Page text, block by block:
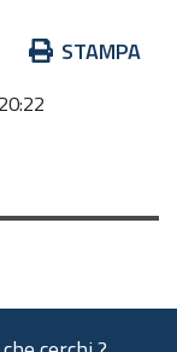
STAMPA